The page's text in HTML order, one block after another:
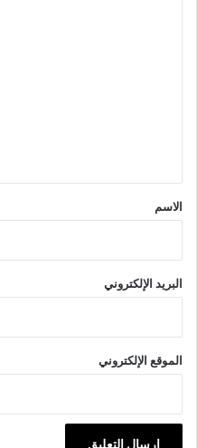
*
الاسم
البريد الإلكتروني
الموقع الإلكتروني